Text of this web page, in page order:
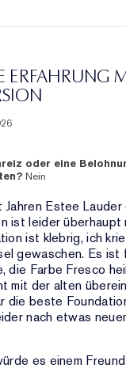
ERFAHRUNG
oder eine
Nein
Estee Lauder
ist leider überhaupt
ist klebrig, ich
gewaschen. Es ist
die Farbe Fresco
mit der alten
die beste
nach etwas
es einem